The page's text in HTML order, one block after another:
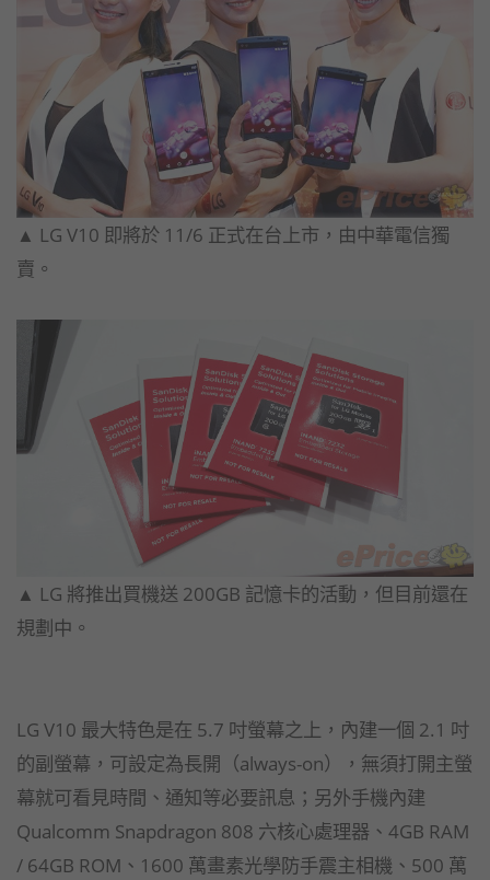
▲ LG V10 即將於 11/6 正式在台上市，由中華電信獨
賣。
▲ LG 將推出買機送 200GB 記憶卡的活動，但目前還在
規劃中。
LG V10 最大特色是在 5.7 吋螢幕之上，內建一個 2.1 吋
的副螢幕，可設定為長開（always-on），無須打開主螢
幕就可看見時間、通知等必要訊息；另外手機內建
Qualcomm Snapdragon 808 六核心處理器、4GB RAM
/ 64GB ROM、1600 萬畫素光學防手震主相機、500 萬